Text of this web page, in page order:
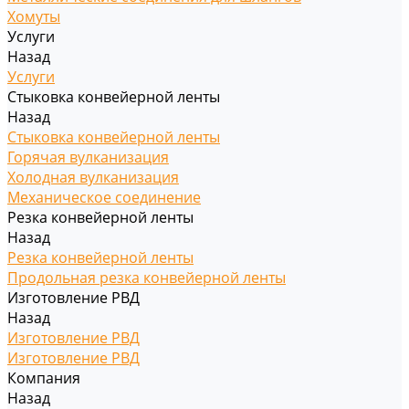
Хомуты
Услуги
Назад
Услуги
Стыковка конвейерной ленты
Назад
Стыковка конвейерной ленты
Горячая вулканизация
Холодная вулканизация
Механическое соединение
Резка конвейерной ленты
Назад
Резка конвейерной ленты
Продольная резка конвейерной ленты
Изготовление РВД
Назад
Изготовление РВД
Изготовление РВД
Компания
Назад